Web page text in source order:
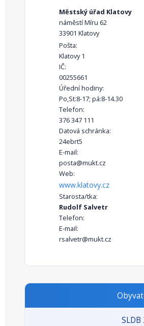
Městský úřad Klatovy
náměstí Míru 62
33901 Klatovy
Pošta:
Klatovy 1
IČ:
00255661
Úřední hodiny:
Po,St:8-17; pá:8-14.30
Telefon:
376 347 111
Datová schránka:
24ebrt5
E-mail:
posta@mukt.cz
Web:
www.klatovy.cz
Starosta/tka:
Rudolf Salvetr
Telefon:
E-mail:
rsalvetr@mukt.cz
SLDB